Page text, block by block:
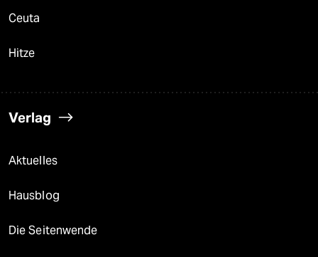
Ceuta
Hitze
Verlag
Aktuelles
Hausblog
Die Seitenwende